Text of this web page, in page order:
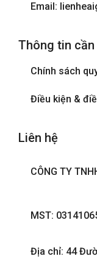
Phòng tắm đứng
Email:
Thông tin
Chính sách
Điều kiện &
Liên hệ
CÔNG TY
MST:
Địa chỉ: 44